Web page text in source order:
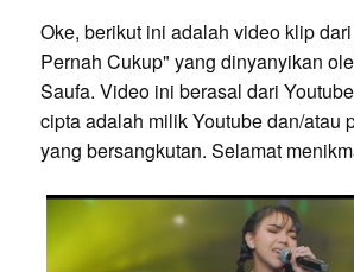
Oke, berikut ini adalah video klip
Pernah Cukup" yang dinyanyikan
Saufa. Video ini berasal dari
cipta adalah milik Youtube dan/atau
yang bersangkutan. Selamat